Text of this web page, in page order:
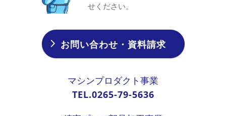
せください。
お問い合わせ・資料請求
マシンプロダクト事業
TEL.0265-79-5636